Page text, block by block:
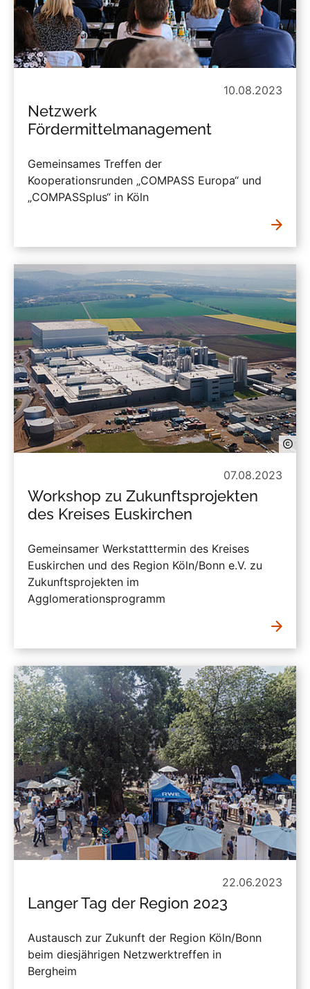
10.08.2023
Netzwerk
Fördermittelmanagement
Gemeinsames Treffen der
Kooperationsrunden „COMPASS Europa“ und
„COMPASSplus“ in Köln
07.08.2023
Workshop zu Zukunftsprojekten
des Kreises Euskirchen
Gemeinsamer Werkstatttermin des Kreises
Euskirchen und des Region Köln/Bonn e.V. zu
Zukunftsprojekten im
Agglomerationsprogramm
22.06.2023
Langer Tag der Region 2023
Austausch zur Zukunft der Region Köln/Bonn
beim diesjährigen Netzwerktreffen in
Bergheim